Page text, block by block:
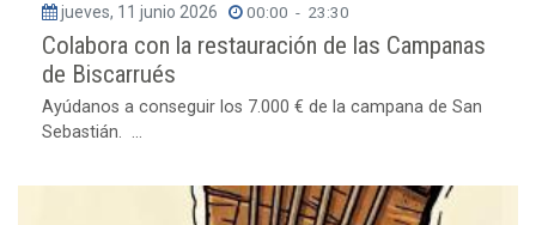
jueves, 11 junio 2026 00:00 - 23:30
Colabora con la restauración de las Campanas
de Biscarrués
Ayúdanos a conseguir los 7.000 € de la campana de San
Sebastián. ...